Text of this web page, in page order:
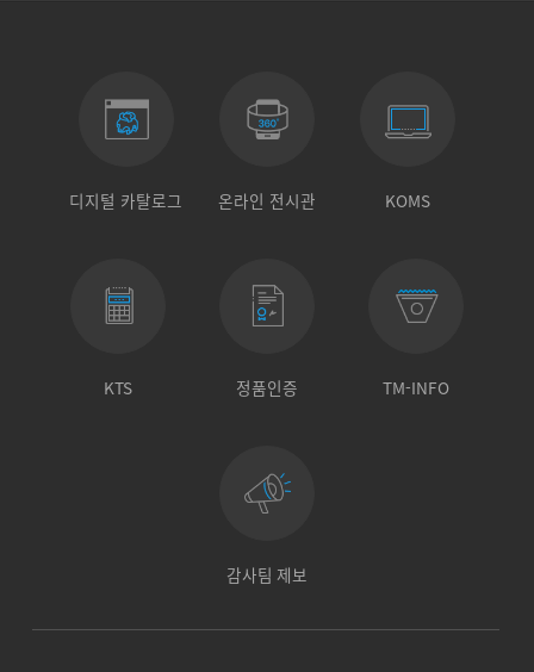
디지털 카탈로그 온라인 전시관 KOMS
KTS 정품인증 TM-INFO
감사팀 제보